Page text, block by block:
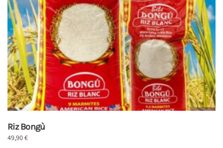
Riz Bongù
49,90€